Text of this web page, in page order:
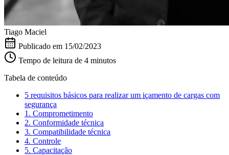
Tiago Maciel
Publicado em 15/02/2023
Tempo de leitura de 4 minutos
Tabela de conteúdo
5 requisitos básicos para realizar um içamento de cargas com
segurança
1. Comprometimento
2. Conformidade técnica
3. Compatibilidade técnica
4. Controle
5. Capacitação